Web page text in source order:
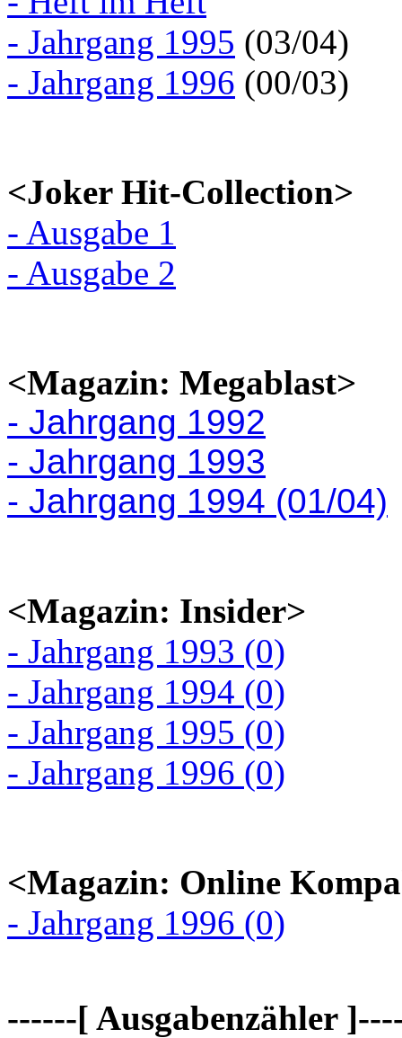
- Jahrgang 1995 (03/04)
- Jahrgang 1996 (00/03)
<Joker Hit-Collection>
- Ausgabe 1
- Ausgabe 2
<Magazin: Megablast>
- Jahrgang 1992
- Jahrgang 1993
- Jahrgang 1994 (01/04)
<Magazin: Insider>
- Jahrgang 1993 (0)
- Jahrgang 1994 (0)
- Jahrgang 1995 (0)
- Jahrgang 1996 (0)
<Magazin: Online
- Jahrgang 1996 (0)
------[ Ausgabenzähler